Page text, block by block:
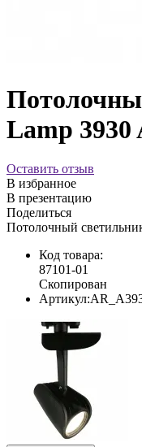
Lamp 3930
Оставить отзыв
В избранное
В презентацию
Поделиться
Потолочный
Код товара:
87101-01
Скопирован
Артикул: